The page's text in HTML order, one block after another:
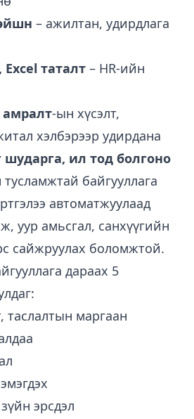
– ажилтан, удирдлага
таталт – HR-ийн
амралт-ын хүсэлт,
хэлбэрээр удирдана
ил тод болгоно
байгууллага
автоматжуулаад
уур амьсгал, санхүүгийн
сайжруулах боломжтой.
дараах 5
таслалтын маргаан
эрсдэл